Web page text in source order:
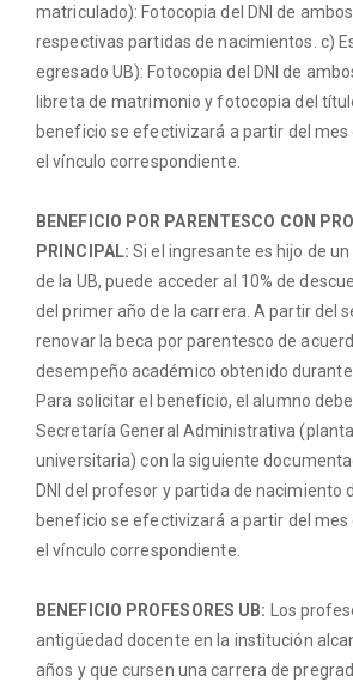
matriculado): Fotocopia del DNI de
respectivas partidas de nacimientos. c)
egresado UB): Fotocopia del DNI de
libreta de matrimonio y fotocopia del
beneficio se efectivizará a partir del mes
el vínculo correspondiente.
BENEFICIO POR PARENTESCO CON
PRINCIPAL: Si el ingresante es hijo de
de la UB, puede acceder al 10% de
del primer año de la carrera. A partir del
renovar la beca por parentesco de
desempeño académico obtenido durante
Para solicitar el beneficio, el alumno
Secretaría General Administrativa
universitaria) con la siguiente
DNI del profesor y partida de nacimiento
beneficio se efectivizará a partir del mes
el vínculo correspondiente.
BENEFICIO PROFESORES UB: Los
antigüedad docente en la institución
años y que cursen una carrera de